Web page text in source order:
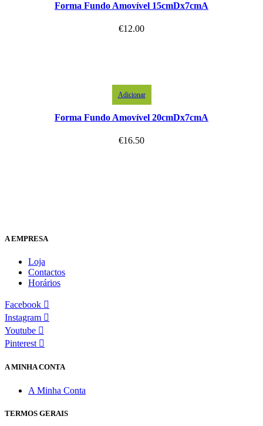
Forma Fundo Amovível 15cmDx7cmA
€12.00
Adicionar
Forma Fundo Amovível 20cmDx7cmA
€16.50
A EMPRESA
Loja
Contactos
Horários
Facebook
Instagram
Youtube
Pinterest
A MINHA CONTA
A Minha Conta
TERMOS GERAIS